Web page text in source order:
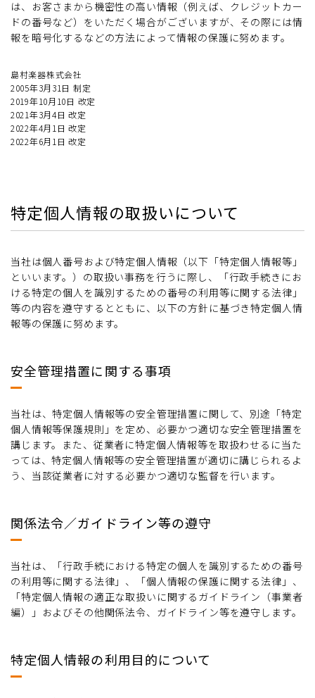
は、お客さまから機密性の高い情報（例えば、クレジットカー
ドの番号など）をいただく場合がございますが、その際には情
報を暗号化するなどの方法によって情報の保護に努めます。
島村楽器株式会社
2005年3月31日 制定
2019年10月10日 改定
2021年3月4日 改定
2022年4月1日 改定
2022年6月1日 改定
特定個人情報の取扱いについて
当社は個人番号および特定個人情報（以下「特定個人情報等」
といいます。）の取扱い事務を行うに際し、「行政手続きにお
ける特定の個人を識別するための番号の利用等に関する法律」
等の内容を遵守するとともに、以下の方針に基づき特定個人情
報等の保護に努めます。
安全管理措置に関する事項
当社は、特定個人情報等の安全管理措置に関して、別途「特定
個人情報等保護規則」を定め、必要かつ適切な安全管理措置を
講じます。また、従業者に特定個人情報等を取扱わせるに当た
っては、特定個人情報等の安全管理措置が適切に講じられるよ
う、当該従業者に対する必要かつ適切な監督を行います。
関係法令／ガイドライン等の遵守
当社は、「行政手続における特定の個人を識別するための番号
の利用等に関する法律」、「個人情報の保護に関する法律」、
「特定個人情報の適正な取扱いに関するガイドライン（事業者
編）」およびその他関係法令、ガイドライン等を遵守します。
特定個人情報の利用目的について